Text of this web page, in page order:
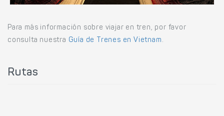
Para más información sobre viajar en tren, por favor
consulta nuestra Guía de Trenes en Vietnam .
Rutas